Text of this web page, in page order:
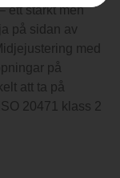
ett starkt men
på sidan av
med
på
att ta på
20471 klass 2